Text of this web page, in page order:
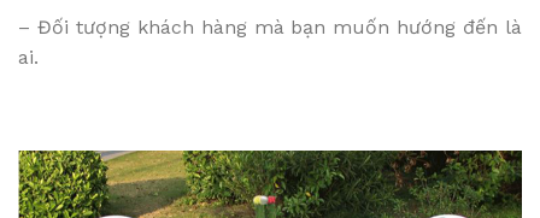
– Đối tượng khách hàng mà bạn muốn hướng đến là
ai.